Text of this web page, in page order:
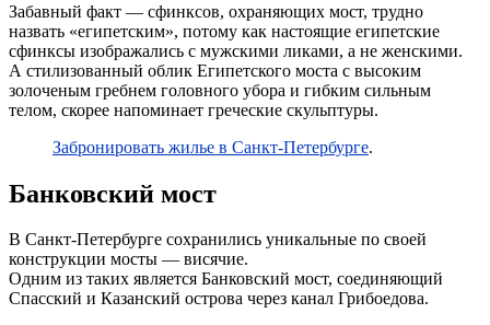
Забавный факт — сфинксов, охраняющих мост, трудно
назвать «египетским», потому как настоящие египетские
сфинксы изображались с мужскими ликами, а не женскими.
А стилизованный облик Египетского моста с высоким
золоченым гребнем головного убора и гибким сильным
телом, скорее напоминает греческие скульптуры.
Забронировать жилье в Санкт-Петербурге.
Банковский мост
В Санкт-Петербурге сохранились уникальные по своей
конструкции мосты — висячие.
Одним из таких является Банковский мост, соединяющий
Спасский и Казанский острова через канал Грибоедова.